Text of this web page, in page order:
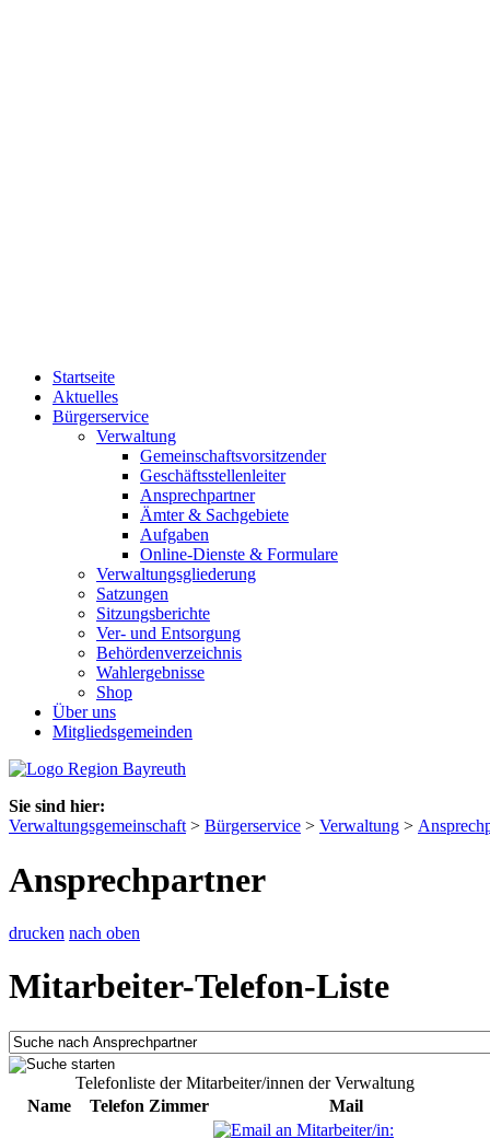
Startseite
Aktuelles
Bürgerservice
Verwaltung
Gemeinschaftsvorsitzender
Geschäftsstellenleiter
Ansprechpartner
Ämter & Sachgebiete
Aufgaben
Online-Dienste & Formulare
Verwaltungsgliederung
Satzungen
Sitzungsberichte
Ver- und Entsorgung
Behördenverzeichnis
Wahlergebnisse
Shop
Über uns
Mitgliedsgemeinden
Sie sind hier:
Verwaltungsgemeinschaft > Bürgerservice > Verwaltung >
Ansprechpartner
drucken nach oben
Mitarbeiter-Telefon-Liste
Telefonliste der Mitarbeiter/innen der Verwaltung
Name
Telefon Zimmer Mail